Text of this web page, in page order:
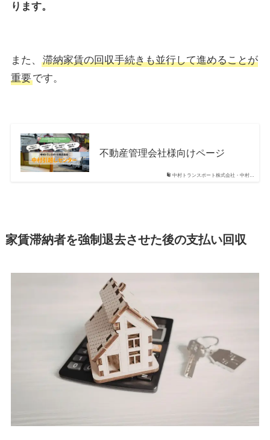
ります。
また、
滞納家賃の回収手続きも並行して進めることが
重要です。
中村トランスポート株式会社・中村…
不動産管理会社様向けページ
家賃滞納者を強制退去させた後の支払い回収